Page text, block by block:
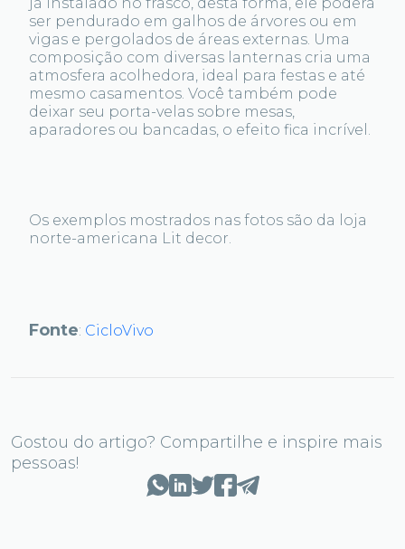
ser pendurado em galhos de árvores ou em
vigas e pergolados de áreas externas. Uma
composição com diversas lanternas cria uma
atmosfera acolhedora, ideal para festas e até
mesmo casamentos. Você também pode
deixar seu porta-velas sobre mesas,
aparadores ou bancadas, o efeito fica incrível.
Os exemplos mostrados nas fotos são da loja
norte-americana Lit decor.
Fonte: CicloVivo
Gostou do artigo? Compartilhe e inspire mais
pessoas!